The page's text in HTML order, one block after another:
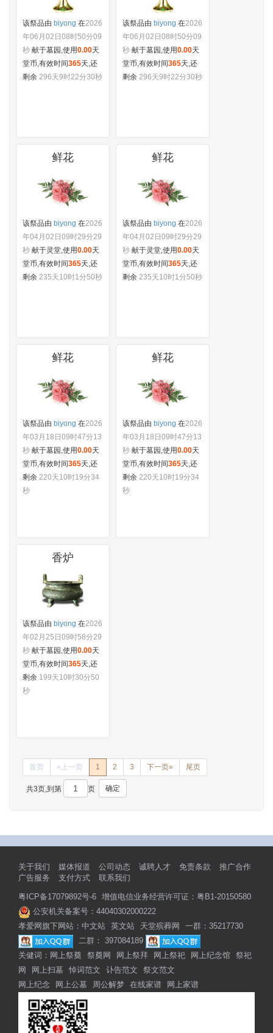
该祭品由 biyong在2026
年06月02日08时50分09
秒献于墓园,使用0.00天
堂币,有效时间365天,还
该祭品由 biyong在2026
年06月02日08时50分09
秒献于墓园,使用0.00天
堂币,有效时间365天,还
该祭品由 biyong在2026
年04月02日09时29分29
秒献于灵堂,使用0.00天
堂币,有效时间365天,还
该祭品由 biyong在2026
年04月02日09时29分29
秒献于灵堂,使用0.00天
堂币,有效时间365天,还
该祭品由 biyong在2026
年03月18日09时47分13
秒献于墓园,使用0.00天
堂币,有效时间365天,还
剩余
该祭品由 biyong在2026
年03月18日09时47分13
秒献于墓园,使用0.00天
堂币,有效时间365天,还
剩余
该祭品由 biyong在2026
年02月25日09时58分29
秒献于墓园,使用0.00天
堂币,有效时间365天,还
剩余
«上一页 1 2
关于我们 媒体报道 公司动态
广告服务
支付方式 联系我们
粤ICP备17079892号-6
增值电信业务经营许可证：粤B1-20150580
公安机关备案号：44040302000222
孝爱网旗下网站：中文站 英文站 天堂殡葬网 一群：35217730
二群： 397084189
关健词：网上祭奠 祭奠网 网上祭拜 网上祭祀
网
网上扫墓 悼词范文 讣告范文
祭文范文
网上纪念 网上公墓